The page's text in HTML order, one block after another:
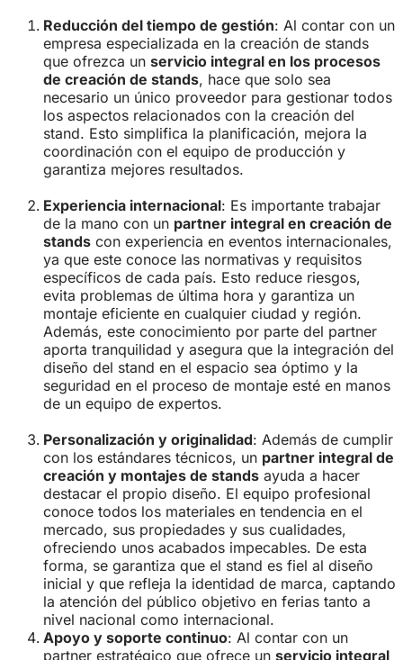
Reducción del tiempo de gestión: Al contar con un
empresa especializada en la creación de stands
que ofrezca un servicio integral en los procesos
de creación de stands, hace que solo sea
necesario un único proveedor para gestionar todos
los aspectos relacionados con la creación del
stand. Esto simplifica la planificación, mejora la
coordinación con el equipo de producción y
garantiza mejores resultados.
Experiencia internacional: Es importante trabajar
de la mano con un partner integral en creación de
stands con experiencia en eventos internacionales,
ya que este conoce las normativas y requisitos
específicos de cada país. Esto reduce riesgos,
evita problemas de última hora y garantiza un
montaje eficiente en cualquier ciudad y región.
Además, este conocimiento por parte del partner
aporta tranquilidad y asegura que la integración del
diseño del stand en el espacio sea óptimo y la
seguridad en el proceso de montaje esté en manos
de un equipo de expertos.
Personalización y originalidad: Además de cumplir
con los estándares técnicos, un partner integral de
creación y montajes de stands ayuda a hacer
destacar el propio diseño. El equipo profesional
conoce todos los materiales en tendencia en el
mercado, sus propiedades y sus cualidades,
ofreciendo unos acabados impecables. De esta
forma, se garantiza que el stand es fiel al diseño
inicial y que refleja la identidad de marca, captando
la atención del público objetivo en ferias tanto a
nivel nacional como internacional.
Apoyo y soporte continuo: Al contar con un
partner estratégico que ofrece un servicio integral